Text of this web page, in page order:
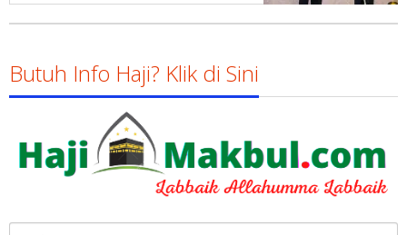
Kembali Perekonomian Nasional
Butuh Info Haji? Klik di Sini